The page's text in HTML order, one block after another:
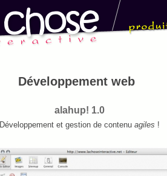
Développement web
alahup! 1.0
Développement et gestion de contenu agiles !